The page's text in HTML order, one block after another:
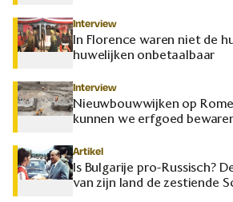
Interview
In Florence waren niet de
huwelijken onbetaalbaar
Interview
Nieuwbouwwijken op
kunnen we erfgoed
Artikel
Is Bulgarije pro-Russisch?
van zijn land de zestiende